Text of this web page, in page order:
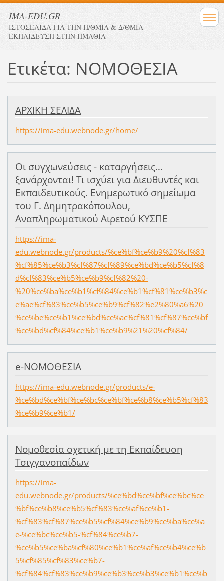
IMA-EDU.GR
ΙΣΤΟΣΕΛΙΔΑ ΓΙΑ ΤΗΝ Π/ΘΜΙΑ & Δ/ΘΜΙΑ
ΕΚΠΑΙΔΕΥΣΗ ΣΤΗΝ ΗΜΑΘΙΑ
Ετικέτα: ΝΟΜΟΘΕΣΙΑ
ΑΡΧΙΚΗ ΣΕΛΙΔΑ
https://ima-edu.webnode.gr/home/
Οι συγχωνεύσεις - καταργήσεις…
ξανάρχονται! Τι ισχύει για Διευθυντές και
Εκπαιδευτικούς. Ενημερωτικό σημείωμα
του Γ. Δημητρακόπουλου,
Αναπληρωματικού Αιρετού ΚΥΣΠΕ
https://ima-
edu.webnode.gr/products/%ce%bf%ce%b9%20%cf%83
%cf%85%ce%b3%cf%87%cf%89%ce%bd%ce%b5%cf%8
d%cf%83%ce%b5%ce%b9%cf%82%20-
%20%ce%ba%ce%b1%cf%84%ce%b1%cf%81%ce%b3%c
e%ae%cf%83%ce%b5%ce%b9%cf%82%e2%80%a6%20
%ce%be%ce%b1%ce%bd%ce%ac%cf%81%cf%87%ce%bf
%ce%bd%cf%84%ce%b1%ce%b9%21%20%cf%84/
e-ΝΟΜΟΘΕΣΙΑ
https://ima-edu.webnode.gr/products/e-
%ce%bd%ce%bf%ce%bc%ce%bf%ce%b8%ce%b5%cf%83
%ce%b9%ce%b1/
Νομοθεσία σχετική με τη Εκπαίδευση
Τσιγγανοπαίδων
https://ima-
edu.webnode.gr/products/%ce%bd%ce%bf%ce%bc%ce
%bf%ce%b8%ce%b5%cf%83%ce%af%ce%b1-
%cf%83%cf%87%ce%b5%cf%84%ce%b9%ce%ba%ce%a
e-%ce%bc%ce%b5-%cf%84%ce%b7-
%ce%b5%ce%ba%cf%80%ce%b1%ce%af%ce%b4%ce%b
5%cf%85%cf%83%ce%b7-
%cf%84%cf%83%ce%b9%ce%b3%ce%b3%ce%b1%ce%b